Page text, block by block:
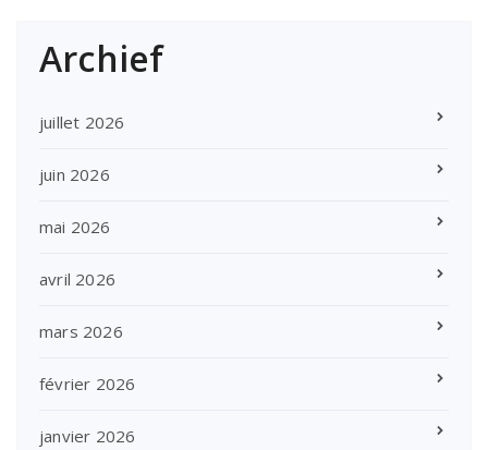
Archief
juillet 2026
juin 2026
mai 2026
avril 2026
mars 2026
février 2026
janvier 2026